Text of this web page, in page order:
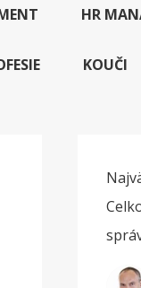
HR
KOUČI